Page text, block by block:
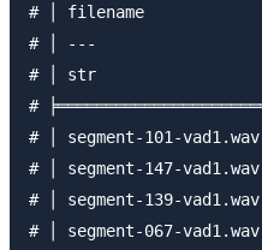
# │ filename             ┆
# │ ---
# │ str
#
# │ segment-101-
# │ segment-147-
# │ segment-139-
# │ segment-067-